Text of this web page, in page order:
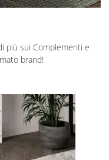
più sui Complementi e
brand!